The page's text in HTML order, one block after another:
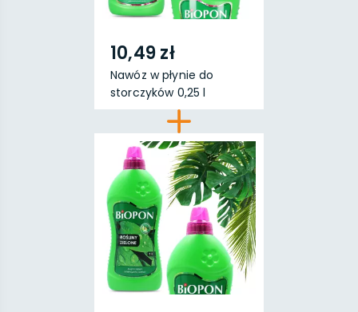
10,49 zł
Nawóz w płynie do
storczyków 0,25 l